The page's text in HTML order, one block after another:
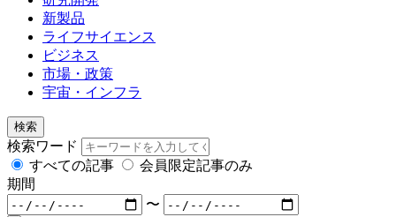
新製品
ライフサイエンス
ビジネス
市場・政策
宇宙・インフラ
検索
検索ワード
すべての記事
会員限定記事のみ
期間
〜